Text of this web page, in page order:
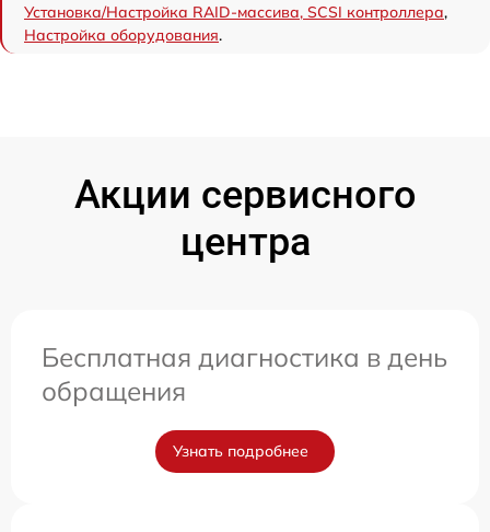
Установка/Настройка RAID-массива, SCSI контроллера,
Настройка оборудования.
Акции сервисного
центра
Бесплатная диагностика в день
обращения
Узнать подробнее